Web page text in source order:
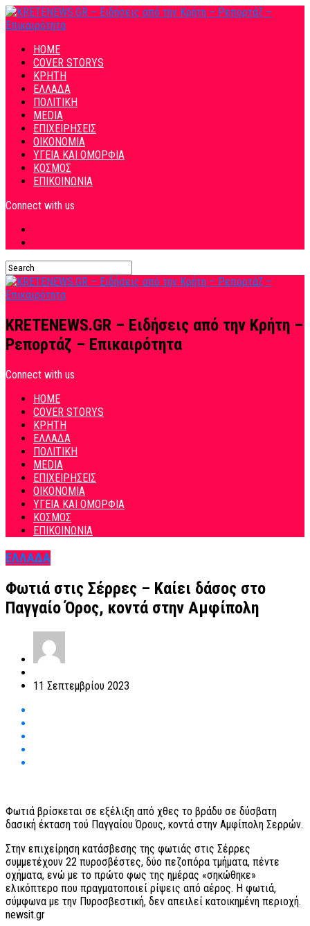
HOME
COVER STORYS
ΚΡΗΤΗ
ΕΛΛΑΔΑ
ΠΟΛΙΤΙΚΗ
MEDIA
ΕΠΙΧΕΙΡΗΣΕΙΣ
ΟΙΚΟΝΟΜΙΑ
ΥΓΕΙΑ ΚΑΙ ΟΜΟΡΦΙΑ
ΚΟΣΜΟΣ
ΕΠΙΚΟΙΝΩΝΙΑ
Connect with us
KRETENEWS.GR – Ειδήσεις από την Κρήτη –
Ρεπορτάζ – Επικαιρότητα
Connect with us
HOME
COVER STORYS
ΚΡΗΤΗ
ΕΛΛΑΔΑ
ΠΟΛΙΤΙΚΗ
MEDIA
ΕΠΙΧΕΙΡΗΣΕΙΣ
ΟΙΚΟΝΟΜΙΑ
ΥΓΕΙΑ ΚΑΙ ΟΜΟΡΦΙΑ
ΚΟΣΜΟΣ
ΕΠΙΚΟΙΝΩΝΙΑ
ΕΛΛΑΔΑ
Φωτιά στις Σέρρες – Καίει δάσος στο
Παγγαίο Όρος, κοντά στην Αμφίπολη
11 Σεπτεμβρίου 2023
Φωτιά βρίσκεται σε εξέλιξη από χθες το βράδυ σε δύσβατη
δασική έκταση τού Παγγαίου Όρους, κοντά στην Αμφίπολη Σερρών.
Στην επιχείρηση κατάσβεσης της φωτιάς στις Σέρρες
συμμετέχουν 22 πυροσβέστες, δύο πεζοπόρα τμήματα, πέντε
οχήματα, ενώ με το πρώτο φως της ημέρας «σηκώθηκε»
ελικόπτερο που πραγματοποιεί ρίψεις από αέρος. Η φωτιά,
σύμφωνα με την Πυροσβεστική, δεν απειλεί κατοικημένη περιοχή.
newsit.gr